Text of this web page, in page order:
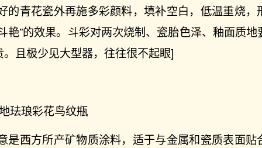
的青花瓷外再施多彩颜料，填补空白，低温重烧，
艳”的效果。斗彩对两次烧制、瓷胎色泽、釉面质
且极少见大型器，往往很不起眼]
珐琅彩花鸟纹瓶
是西方所产矿物质涂料，适于与金属和瓷质表面贴